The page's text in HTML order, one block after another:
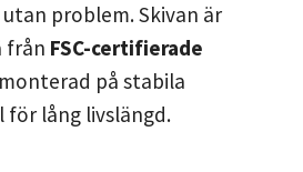
problem. Skivan är
från FSC-certifierade
på stabila
för lång livslängd.